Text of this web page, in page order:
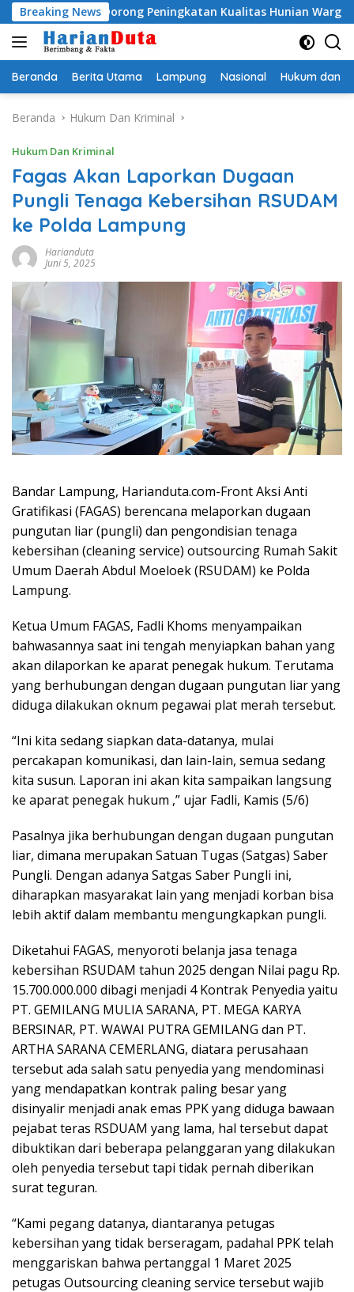
Langsung
ke
konten
Breaking News
Dorong Peningkatan Kualitas Hunian Warga dan Serap
Beranda Berita Utama Lampung Nasional Hukum dan
Beranda Hukum Dan Kriminal
Hukum Dan Kriminal
Fagas Akan Laporkan Dugaan
Pungli Tenaga Kebersihan RSUDAM
ke Polda Lampung
Harianduta
Juni 5, 2025
Bandar Lampung, Harianduta.com-Front Aksi Anti
Gratifikasi (FAGAS) berencana melaporkan dugaan
pungutan liar (pungli) dan pengondisian tenaga
kebersihan (cleaning service) outsourcing Rumah Sakit
Umum Daerah Abdul Moeloek (RSUDAM) ke Polda
Lampung.
Ketua Umum FAGAS, Fadli Khoms menyampaikan
bahwasannya saat ini tengah menyiapkan bahan yang
akan dilaporkan ke aparat penegak hukum. Terutama
yang berhubungan dengan dugaan pungutan liar yang
diduga dilakukan oknum pegawai plat merah tersebut.
“Ini kita sedang siapkan data-datanya, mulai
percakapan komunikasi, dan lain-lain, semua sedang
kita susun. Laporan ini akan kita sampaikan langsung
ke aparat penegak hukum ,” ujar Fadli, Kamis (5/6)
Pasalnya jika berhubungan dengan dugaan pungutan
liar, dimana merupakan Satuan Tugas (Satgas) Saber
Pungli. Dengan adanya Satgas Saber Pungli ini,
diharapkan masyarakat lain yang menjadi korban bisa
lebih aktif dalam membantu mengungkapkan pungli.
Diketahui FAGAS, menyoroti belanja jasa tenaga
kebersihan RSUDAM tahun 2025 dengan Nilai pagu Rp.
15.700.000.000 dibagi menjadi 4 Kontrak Penyedia yaitu
PT. GEMILANG MULIA SARANA, PT. MEGA KARYA
BERSINAR, PT. WAWAI PUTRA GEMILANG dan PT.
ARTHA SARANA CEMERLANG, diatara perusahaan
tersebut ada salah satu penyedia yang mendominasi
yang mendapatkan kontrak paling besar yang
disinyalir menjadi anak emas PPK yang diduga bawaan
pejabat teras RSDUAM yang lama, hal tersebut dapat
dibuktikan dari beberapa pelanggaran yang dilakukan
oleh penyedia tersebut tapi tidak pernah diberikan
surat teguran.
“Kami pegang datanya, diantaranya petugas
kebersihan yang tidak berseragam, padahal PPK telah
menggariskan bahwa pertanggal 1 Maret 2025
petugas Outsourcing cleaning service tersebut wajib